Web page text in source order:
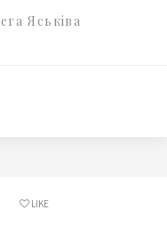
Яськіва
LIKE